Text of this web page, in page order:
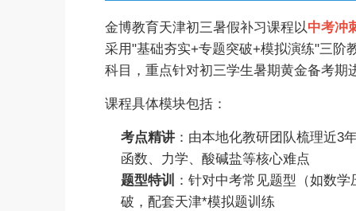
金博教育天津初三暑假补习课程以中考冲
采用"基础夯实+专题突破+模拟演练"三阶
科目，重点针对初三学生暑期黄金备考期
课程具体模块包括：
考点精讲 ：由本地化教研团队梳理近3
函数、力学、酸碱盐等核心难点
题型特训 ：针对中考常见题型（如数
破，配套天津*模拟题训练